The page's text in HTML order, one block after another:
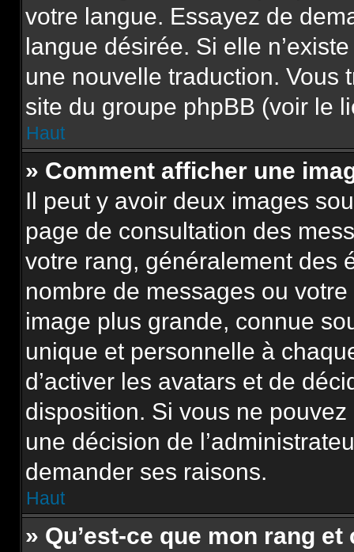
votre langue. Essayez de
langue désirée. Si elle
une nouvelle traduction. Vous
site du groupe phpBB (voir le
Haut
» Comment afficher une
Il peut y avoir deux images
page de consultation des
votre rang, généralement des
nombre de messages ou
image plus grande, connue
unique et personnelle à
d’activer les avatars et de
disposition. Si vous ne pouvez
une décision de
demander ses raisons.
Haut
» Qu’est-ce que mon rang